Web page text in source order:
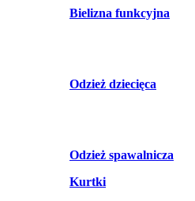
Bielizna funkcyjna
Odzież dziecięca
Odzież spawalnicza
Kurtki